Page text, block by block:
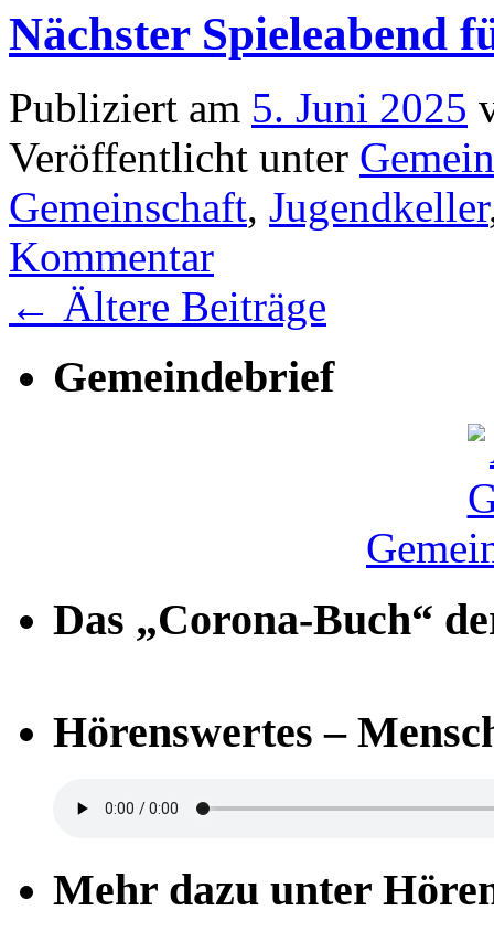
Nächster Spieleabend
Publiziert am 5. Juni 2025
Veröffentlicht unter
Gemeinschaft, Jugendkeller
Kommentar
← Ältere Beiträge
Gemeindebrief
Das „Corona-Buch“
Hörenswertes –
Mehr dazu unter